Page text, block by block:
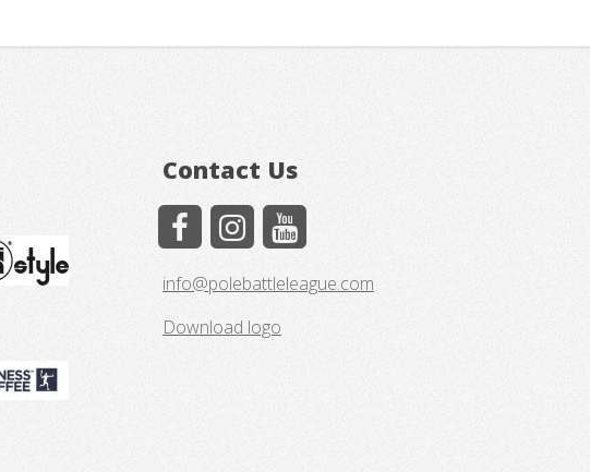
Contact Us
info@polebattleleague.com
Download logo